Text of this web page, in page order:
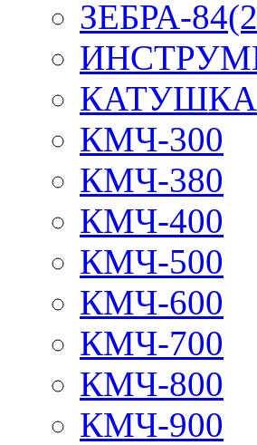
ЗЕБРА-
КАТУШКА
КМЧ-300
КМЧ-380
КМЧ-400
КМЧ-500
КМЧ-600
КМЧ-700
КМЧ-800
КМЧ-900